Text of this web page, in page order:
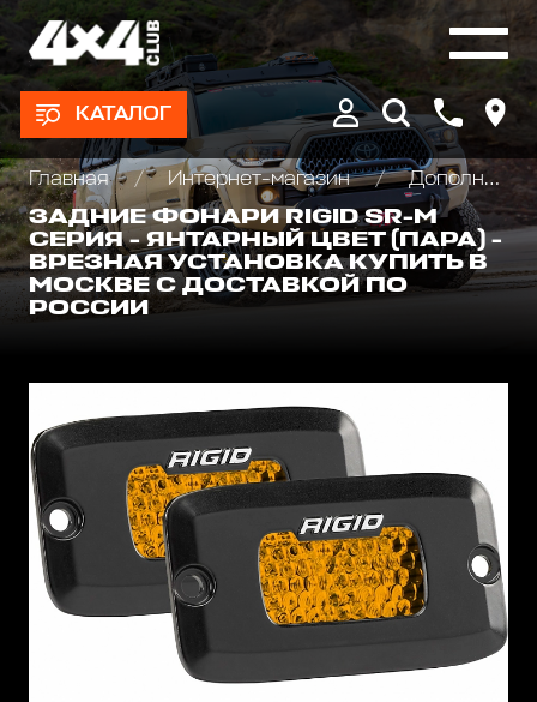
КАТАЛОГ
Главная Интернет-магазин
Дополнительные фары : Светодиодные, Галогеновые , Ксеноновые
ЗАДНИЕ ФОНАРИ RIGID SR-M
СЕРИЯ - ЯНТАРНЫЙ ЦВЕТ (ПАРА) -
ВРЕЗНАЯ УСТАНОВКА КУПИТЬ В
МОСКВЕ С ДОСТАВКОЙ ПО
РОССИИ